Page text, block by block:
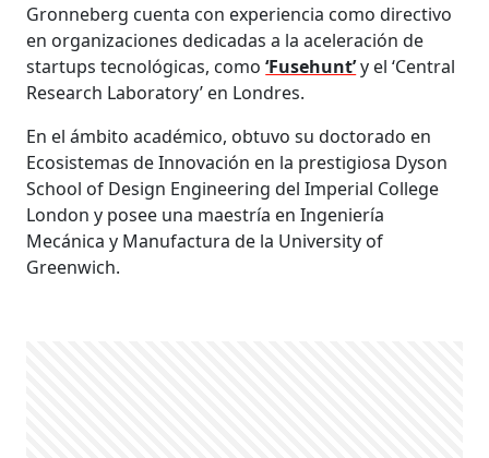
Gronneberg cuenta con experiencia como directivo
en organizaciones dedicadas a la aceleración de
startups tecnológicas, como‘Fusehunt’y el ‘Central
Research Laboratory’ en Londres.
En el ámbito académico, obtuvo su doctorado en
Ecosistemas de Innovación en la prestigiosa Dyson
School of Design Engineering del Imperial College
London y posee una maestría en Ingeniería
Mecánica y Manufactura de la University of
Greenwich.